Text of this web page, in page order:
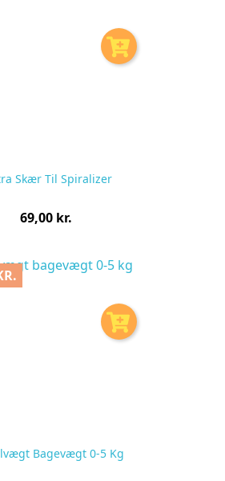
Skær Til Spiralizer
Pris
69,00 kr.
Bagevægt 0-5 Kg